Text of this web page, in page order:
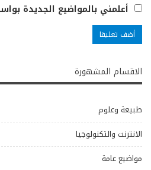
أعلمني بالمواضيع الجديدة
الاقسام المشهورة
طبيعة وعلوم
الانترنت والتكنولوجيا
مواضيع عامة